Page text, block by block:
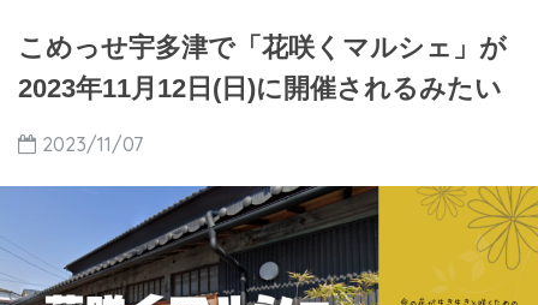
こめっせ宇多津で「花咲くマルシェ」が
2023年11月12日(日)に開催されるみたい
2023/11/07